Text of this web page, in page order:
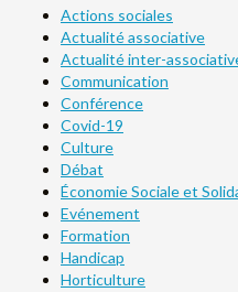
Actions sociales
Actualité associative
Actualité inter-
Communication
Conférence
Covid-19
Culture
Débat
Économie Sociale et
Evénement
Formation
Handicap
Horticulture